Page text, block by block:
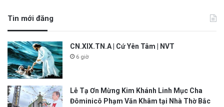
Tin mới đăng
CN.XIX.TN.A | Cứ Yên Tâm | NVT
6 giờ
Lễ Tạ Ơn Mừng Kim Khánh Linh Mục Cha
Đôminicô Phạm Văn Khâm tại Nhà Thờ Bắc